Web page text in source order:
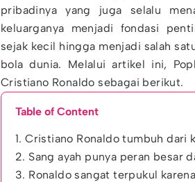
pribadinya yang juga selalu
keluarganya menjadi fondasi
sejak kecil hingga menjadi salah
bola dunia. Melalui artikel ini,
Cristiano Ronaldo sebagai berikut.
Table of Content
1. Cristiano Ronaldo tumbuh dari
2. Sang ayah punya peran besar
3. Ronaldo sangat terpukul